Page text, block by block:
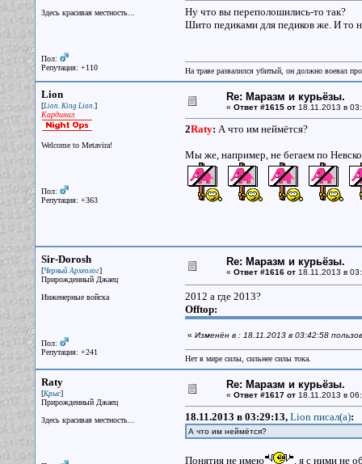
Здесь красивая местность...
Пол:
Репутация: +110
Ну что вы переполошились-то так?
Шито педиками для педиков же. И то
На траве развалился убитый, он должно воевал
Lion
[Lion. King Lion.]
Кардинал
Welcome to Metavira!
Пол:
Репутация: +363
Re: Маразм и курьёзы.
« Ответ #1615 от18.11.2013 в
2Raty: А что им неймётся?
Мы же, например, не бегаем по
Sir-Dorosh
[Черный Археолог]
Прирожденный Джаец
Инженерные войска
Пол:
Репутация: +241
Re: Маразм и курьёзы.
« Ответ #1616 от18.11.2013 в
2012 а где 2013?
Offtop:
« Изменён в : 18.11.2013 в 03:42:58
Нет в мире силы, сильнее силы тока.
Raty
[Крыс]
Прирожденный Джаец
Здесь красивая местность...
Re: Маразм и курьёзы.
« Ответ #1617 от18.11.2013 в
18.11.2013 в 03:29:13, Lion писал(a):
А что им неймётся?
Понятия не имею , я с ними не